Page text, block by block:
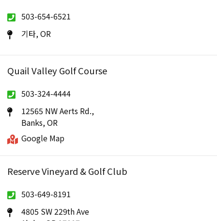
503-654-6521
기타, OR
Quail Valley Golf Course
503-324-4444
12565 NW Aerts Rd.,
Banks, OR
Google Map
Reserve Vineyard & Golf Club
503-649-8191
4805 SW 229th Ave